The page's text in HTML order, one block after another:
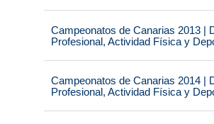
Campeonatos de Canarias 2013 |
Profesional, Actividad Física y
Campeonatos de Canarias 2014 |
Profesional, Actividad Física y